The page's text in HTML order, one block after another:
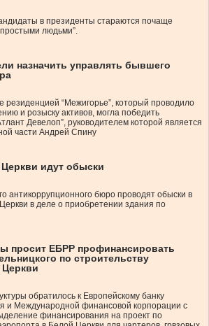
в президенты стараются почаще
людьми”.
назначить управлять бывшего
резиденцией “Межигорье”, который проводило
и розыску активов, могла победить
Девелоп”, руководителем которой является
части Андрей Спину
идут обыски
антикоррупционного бюро проводят обыски в
в деле о приобретении здания по
просит ЕБРР профинансировать
по строительству
обратилось к Европейскому банку
и Международной финансовой корпорации с
финансирования на проект по